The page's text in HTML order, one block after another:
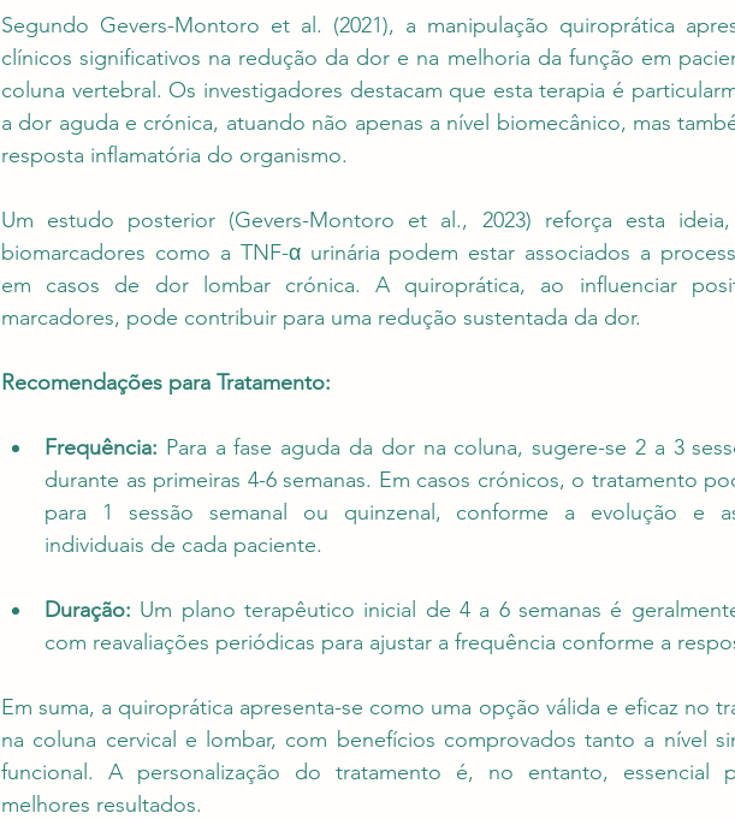
Segundo Gevers-Montoro et al. (2021), a manipulação quiroprática
clínicos significativos na redução da dor e na melhoria da função em
coluna vertebral. Os investigadores destacam que esta terapia é
a dor aguda e crónica, atuando não apenas a nível biomecânico, mas
resposta inflamatória do organismo.
Um estudo posterior (Gevers-Montoro et al., 2023) reforça esta
biomarcadores como a TNF-α urinária podem estar associados a
em casos de dor lombar crónica. A quiroprática, ao influenciar
marcadores, pode contribuir para uma redução sustentada da dor.
Recomendações para Tratamento:
Frequência: Para a fase aguda da dor na coluna, sugere-se 2 a 3
durante as primeiras 4-6 semanas. Em casos crónicos, o tratamento
para 1 sessão semanal ou quinzenal, conforme a evolução e
individuais de cada paciente.
Duração: Um plano terapêutico inicial de 4 a 6 semanas é
com reavaliações periódicas para ajustar a frequência conforme a
Em suma, a quiroprática apresenta-se como uma opção válida e eficaz no
na coluna cervical e lombar, com benefícios comprovados tanto a nível
funcional. A personalização do tratamento é, no entanto, essencial
melhores resultados.